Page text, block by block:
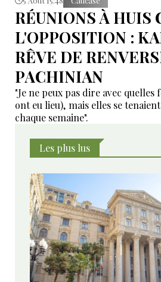
RÉUNIONS À HUIS
L'OPPOSITION :
RÊVE DE
PACHINIAN
"Je ne peux pas dire avec quelles
ont eu lieu), mais elles se
chaque semaine".
Les plus lus